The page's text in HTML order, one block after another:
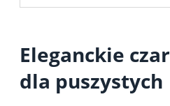
Eleganckie
dla puszystych